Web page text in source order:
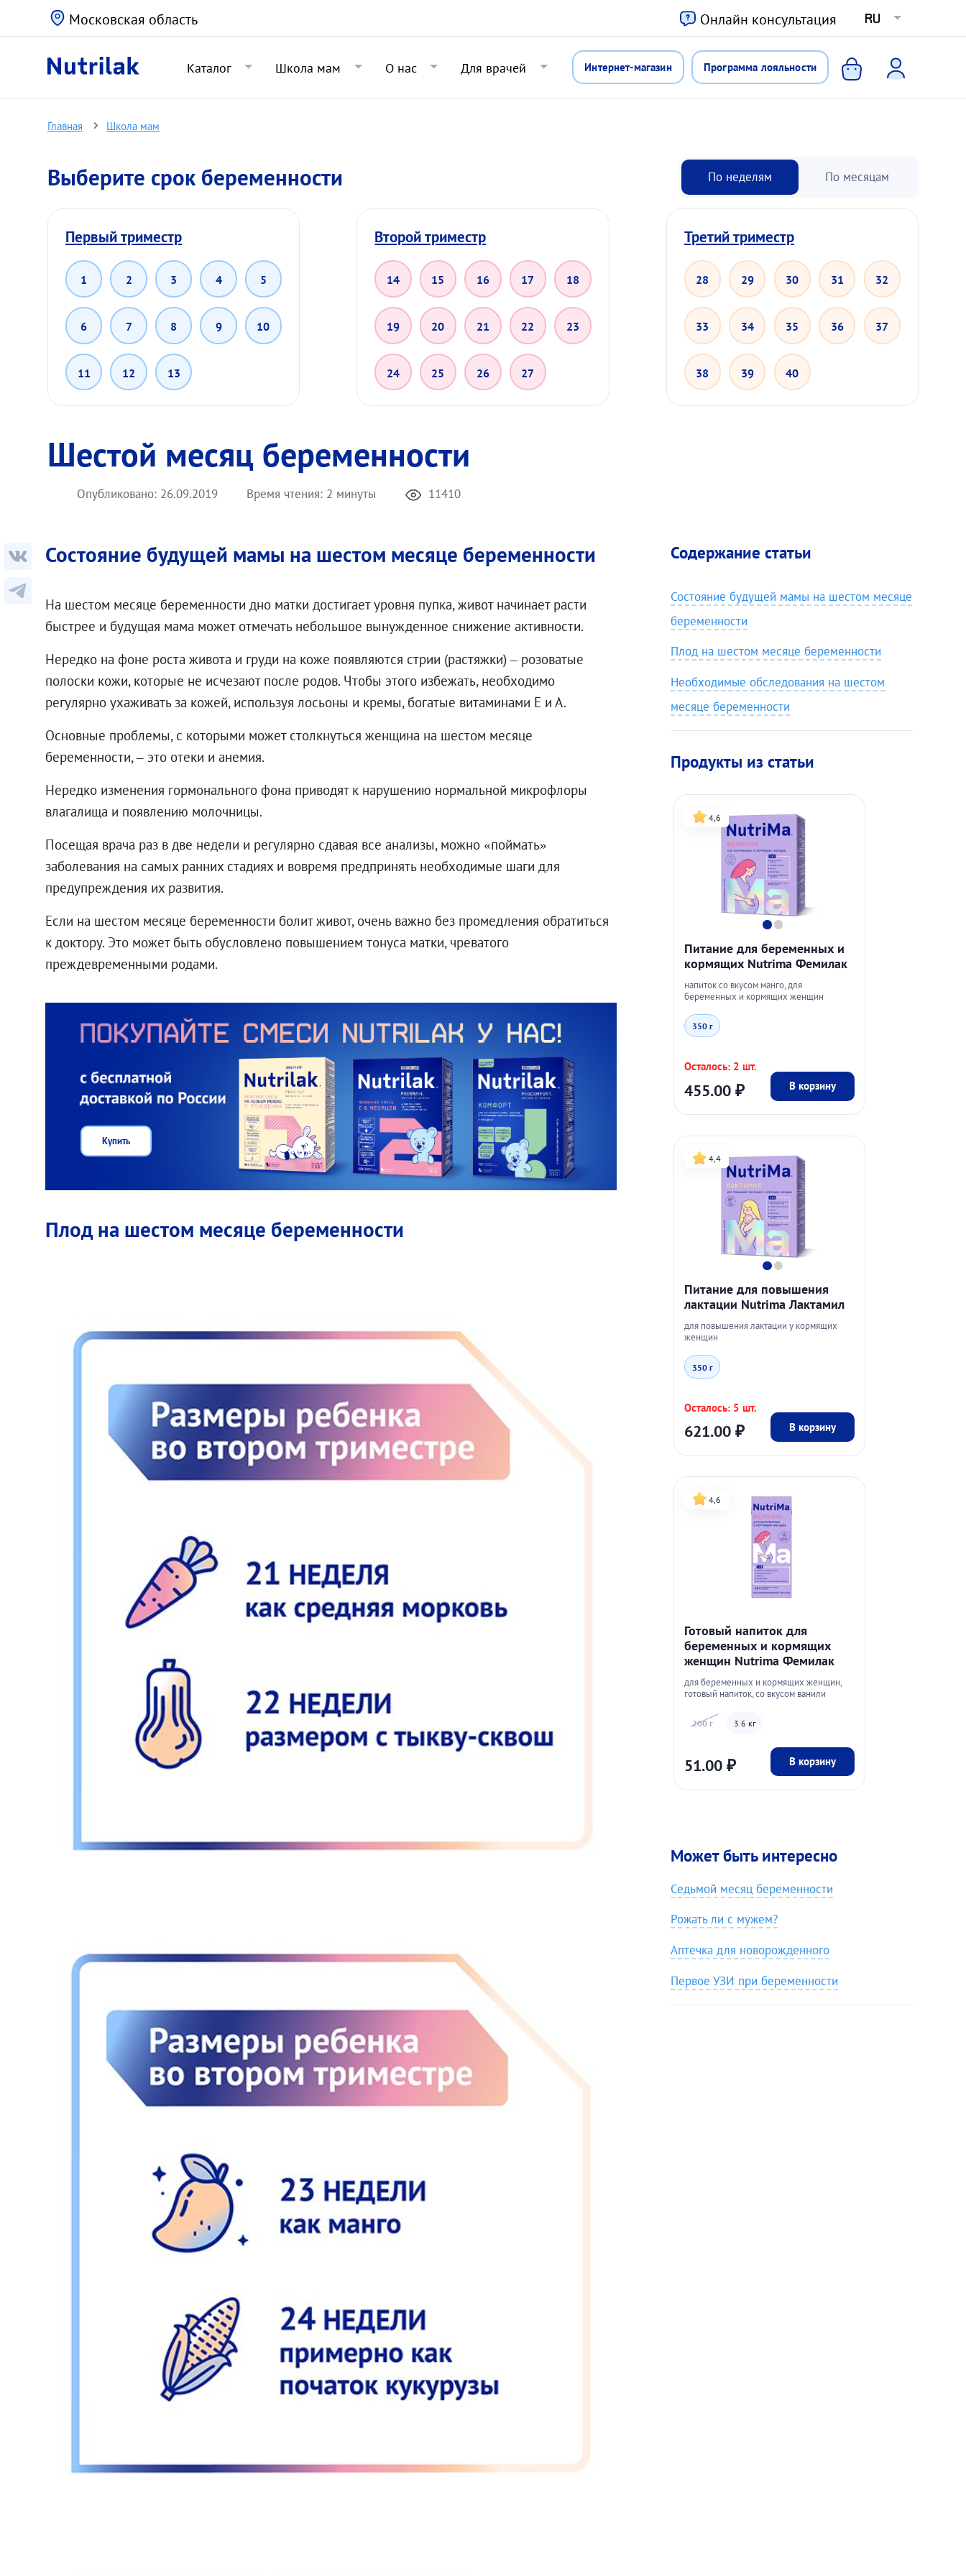
Московская область Онлайн консультация RU
Каталог Школа мам О нас Для врачей Интернет-магазин Программа лояльности
Главная Школа мам
Выберите срок беременности По неделям По месяцам
Первый триместр
1 2 3 4 5
6 7 8 9 10
11 12 13
Второй триместр
14 15 16 17 18
19 20 21 22 23
24 25 26 27
Третий триместр
28 29 30 31 32
33 34 35 36 37
38 39 40
Шестой месяц беременности
Опубликовано: 26.09.2019 Время чтения: 2 минуты 11410
Состояние будущей мамы на шестом месяце беременности
На шестом месяце беременности дно матки достигает уровня пупка, живот начинает расти
быстрее и будущая мама может отмечать небольшое вынужденное снижение активности.
Нередко на фоне роста живота и груди на коже появляются стрии (растяжки) – розоватые
полоски кожи, которые не исчезают после родов. Чтобы этого избежать, необходимо
регулярно ухаживать за кожей, используя лосьоны и кремы, богатые витаминами Е и А.
Основные проблемы, с которыми может столкнуться женщина на шестом месяце
беременности, – это отеки и анемия.
Нередко изменения гормонального фона приводят к нарушению нормальной микрофлоры
влагалища и появлению молочницы.
Посещая врача раз в две недели и регулярно сдавая все анализы, можно «поймать»
заболевания на самых ранних стадиях и вовремя предпринять необходимые шаги для
предупреждения их развития.
Если на шестом месяце беременности болит живот, очень важно без промедления обратиться
к доктору. Это может быть обусловлено повышением тонуса матки, чреватого
преждевременными родами.
Купить
Плод на шестом месяце беременности
Содержание статьи
Состояние будущей мамы на шестом месяце
беременности
Плод на шестом месяце беременности
Необходимые обследования на шестом
месяце беременности
Продукты из статьи
4,6
Питание для беременных и
кормящих Nutrima Фемилак
напиток со вкусом манго, для
беременных и кормящих женщин
350 г
455.00₽
Осталось: 2 шт.
В корзину
4,4
Питание для повышения
лактации Nutrima Лактамил
для повышения лактации у кормящих
женщин
350 г
621.00₽
Осталось: 5 шт.
В корзину
4,6
Готовый напиток для
беременных и кормящих
женщин Nutrima Фемилак
для беременных и кормящих женщин,
готовый напиток, со вкусом ванили
200 г 3.6 кг
51.00₽ В корзину
Может быть интересно
Седьмой месяц беременности
Рожать ли с мужем?
Аптечка для новорожденного
Первое УЗИ при беременности